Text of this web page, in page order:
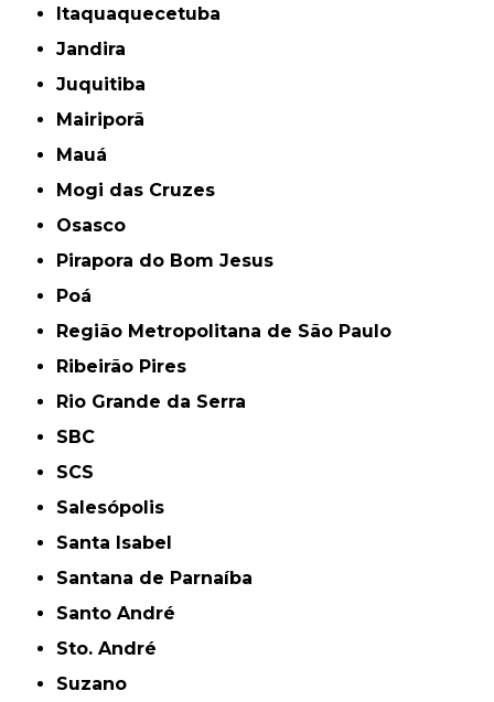
Itaquaquecetuba
Jandira
Juquitiba
Mairiporã
Mauá
Mogi das Cruzes
Osasco
Pirapora do Bom Jesus
Poá
Região Metropolitana de São Paulo
Ribeirão Pires
Rio Grande da Serra
SBC
SCS
Salesópolis
Santa Isabel
Santana de Parnaíba
Santo André
Sto. André
Suzano